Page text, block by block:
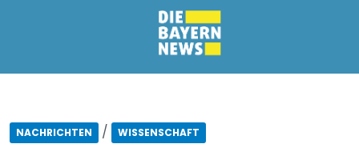
NACHRICHTEN / WISSENSCHAFT